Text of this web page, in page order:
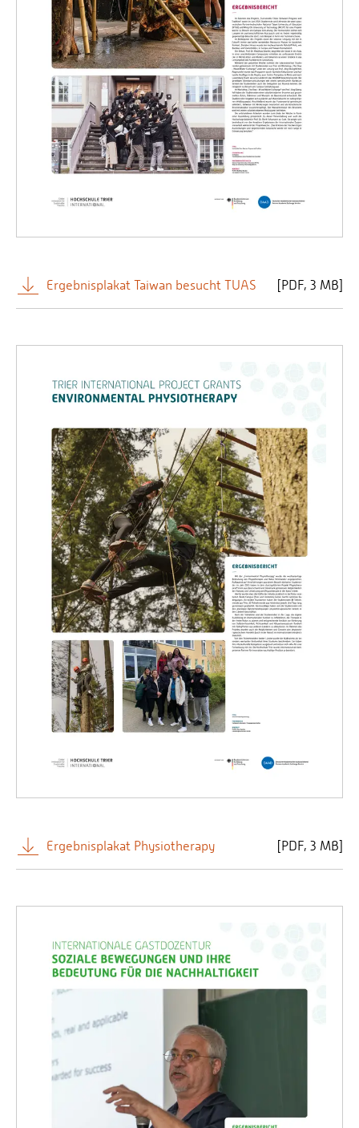
Ergebnisplakat Taiwan besucht TUAS [PDF 3 MB]
Ergebnisplakat Physiotherapy [PDF 3 MB]